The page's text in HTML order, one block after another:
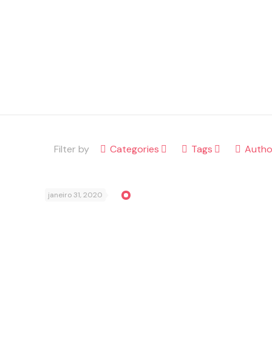
Filter by Categories Tags
janeiro 31, 2020